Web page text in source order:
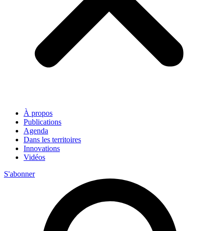
À propos
Publications
Agenda
Dans les territoires
Innovations
Vidéos
S'abonner